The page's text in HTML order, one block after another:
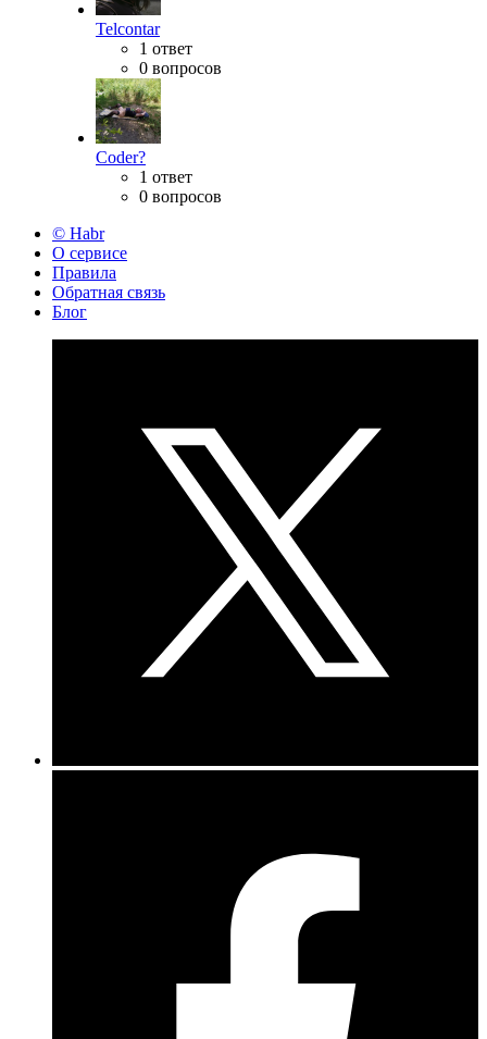
Telcontar
1 ответ
0 вопросов
Coder?
1 ответ
0 вопросов
© Habr
О сервисе
Правила
Обратная связь
Блог